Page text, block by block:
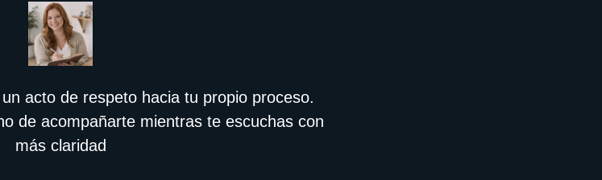
acto de respeto hacia tu propio proceso.
de acompañarte mientras te escuchas con
más claridad